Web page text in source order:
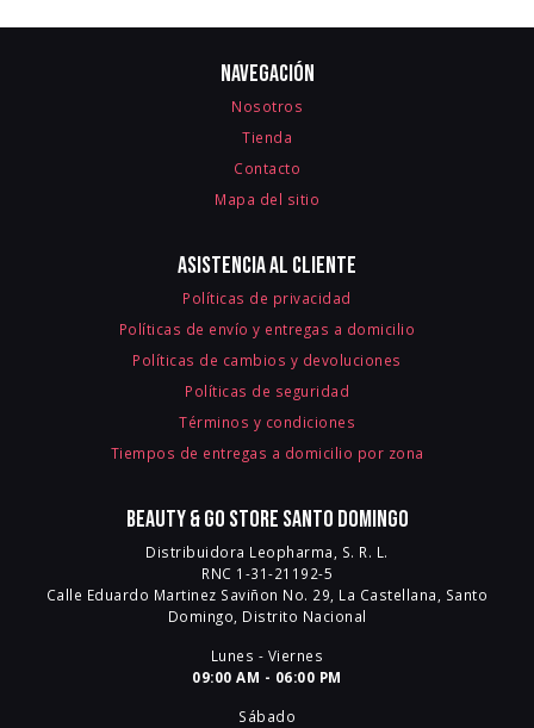
Navegación
Nosotros
Tienda
Contacto
Mapa del sitio
Asistencia al cliente
Políticas de privacidad
Políticas de envío y entregas a domicilio
Políticas de cambios y devoluciones
Políticas de seguridad
Términos y condiciones
Tiempos de entregas a domicilio por zona
Beauty & Go Store Santo Domingo
Distribuidora Leopharma, S. R. L.
RNC 1-31-21192-5
Calle Eduardo Martinez Saviñon No. 29, La Castellana, Santo
Domingo, Distrito Nacional
Lunes - Viernes
09:00 AM - 06:00 PM
Sábado